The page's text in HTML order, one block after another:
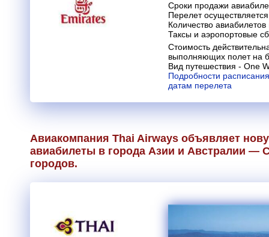
Сроки продажи
Перелет
Количество
Таксы и аэропортовые
Стоимость
выполняющих полет на
Вид путешествия - One
Подробности
датам перелета
Авиакомпания Thai Airways объявляет
авиабилеты в города Азии и Австралии —
городов.